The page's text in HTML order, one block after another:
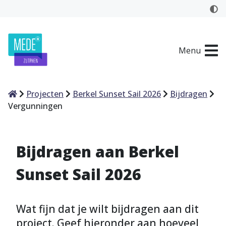
Menu
HomeProjecten Berkel Sunset Sail 2026
Bijdragen
Vergunningen
Bijdragen aan Berkel
Sunset Sail 2026
Wat fijn dat je wilt bijdragen aan dit
project. Geef hieronder aan hoeveel